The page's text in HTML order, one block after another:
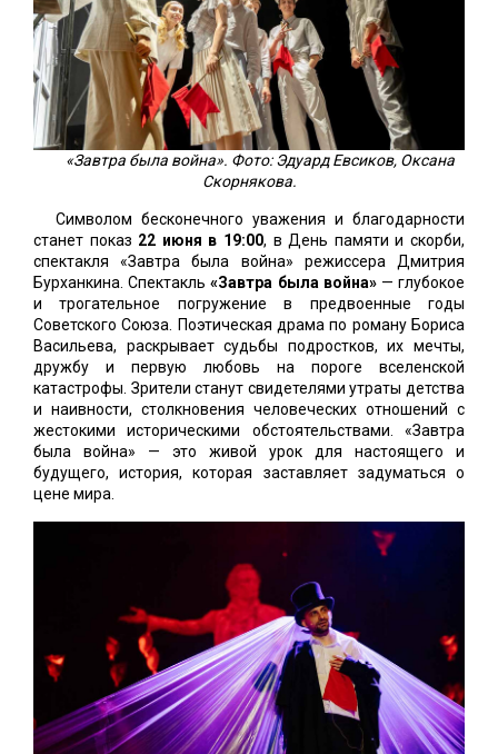
«Завтра была война». Фото: Эдуард Евсиков, Оксана
Скорнякова.
Символом бесконечного уважения и благодарности
станет показ 22 июня в 19:00, в День памяти и скорби,
спектакля «Завтра была война» режиссера Дмитрия
Бурханкина. Спектакль «Завтра была война»— глубокое
и трогательное погружение в предвоенные годы
Советского Союза. Поэтическая драма по роману Бориса
Васильева, раскрывает судьбы подростков, их мечты,
дружбу и первую любовь на пороге вселенской
катастрофы. Зрители станут свидетелями утраты детства
и наивности, столкновения человеческих отношений с
жестокими историческими обстоятельствами. «Завтра
была война» — это живой урок для настоящего и
будущего, история, которая заставляет задуматься о
цене мира.